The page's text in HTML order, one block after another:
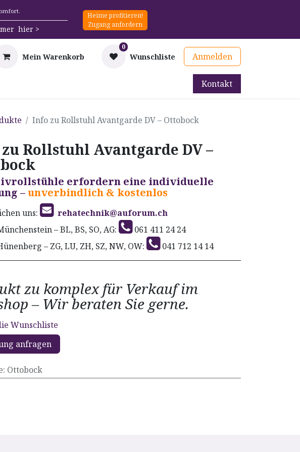
hier >
Heime profitieren!
Zugang anfordern
Mein Warenkorb
0
Wunschliste Anmelden
Mieten
Kontakt
Info zu Rollstuhl Avantgarde DV – Ottobock
Rollstuhl Avantgarde DV –
erfordern eine individuelle
–unverbindlich & kostenlos
uns:
rehatechnik@auforum.ch
– BL, BS, SO, AG:
061 411 24 24
– ZG, LU, ZH, SZ, NW, OW:
041 712 14 14
zu komplex für Verkauf im
– Wir beraten Sie gerne.
Wunschliste
anfragen
: Ottobock